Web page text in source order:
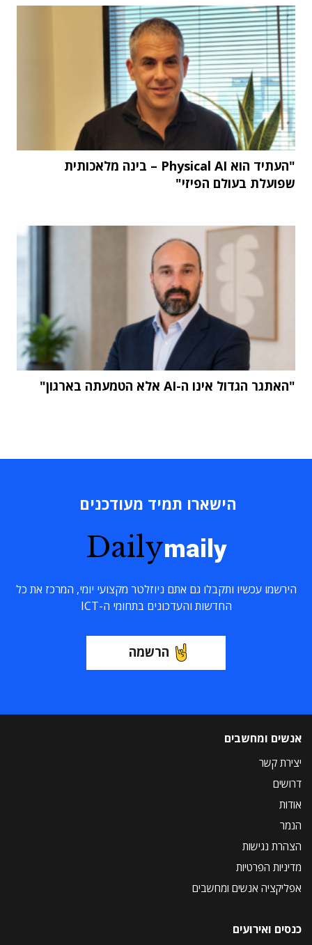
"העתיד הוא Physical AI – בינה מלאכותית
שפועלת בעולם הפיזי"
"האתגר הגדול אינו ה-AI אלא הטמעתה בארגון"
הישארו תמיד מעודכנים
Dailymaily
הירשמו עכשיו ותקבלו גם אתם ניוזלטר מקצועי יומי, המרכז את כל
החדשות והעדכונים בתחומי ה-ICT
הרשמה
אנשים ומחשבים
יצירת קשר
דרושים
אודות
הנמר
הצהרת נגישות
מדיניות הפרטיות
אפליקציה אנשים ומחשבים
כנסים ואירועים